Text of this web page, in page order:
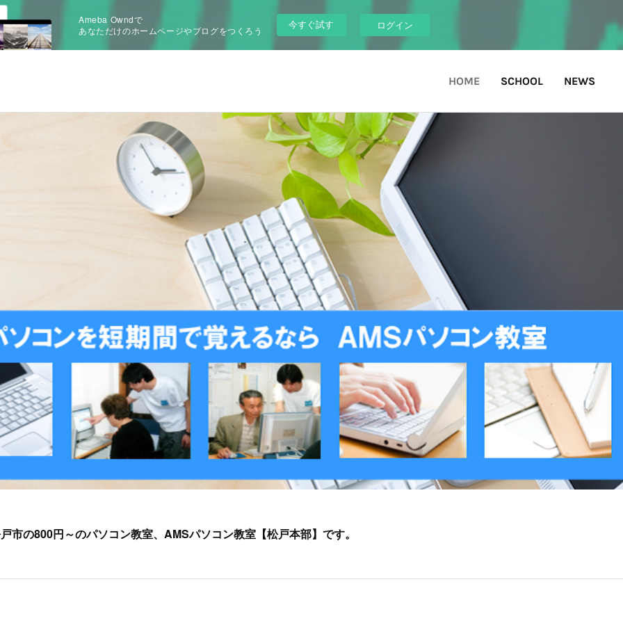
Ameba Owndで
あなただけのホームページやブログをつくろう
今すぐ試す ログイン
HOME SCHOOL NEWS
市の800円～のパソコン教室、AMSパソコン教室【松戸本部】です。